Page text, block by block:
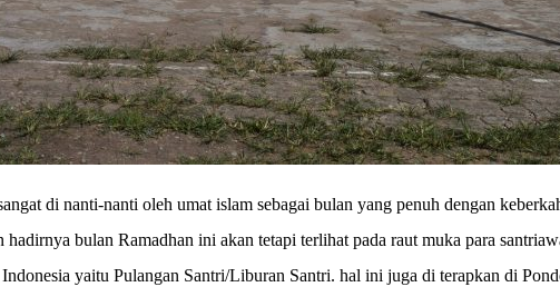
di nanti-nanti oleh umat islam sebagai bulan yang penuh dengan
bulan Ramadhan ini akan tetapi terlihat pada raut muka para
yaitu Pulangan Santri/Liburan Santri. hal ini juga di terapkan di